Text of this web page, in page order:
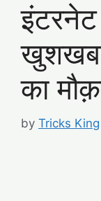
का
by Tricks King